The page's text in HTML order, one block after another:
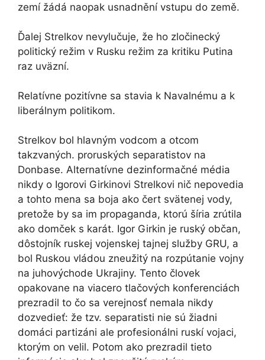
zemí žádá naopak usnadnění vstupu do země.
Ďalej Strelkov nevylučuje, že ho zločinecký
politický režim v Rusku režim za kritiku Putina
raz uväzní.
Relatívne pozitívne sa stavia k Navalnému a k
liberálnym politikom.
Strelkov bol hlavným vodcom a otcom
takzvaných. proruských separatistov na
Donbase. Alternatívne dezinformačné média
nikdy o Igorovi Girkinovi Strelkovi nič nepovedia
a tohto mena sa boja ako čert svätenej vody,
pretože by sa im propaganda, ktorú šíria zrútila
ako domček s karát. Igor Girkin je ruský občan,
dôstojník ruskej vojenskej tajnej služby GRU, a
bol Ruskou vládou zneužitý na rozpútanie vojny
na juhovýchode Ukrajiny. Tento človek
opakovane na viacero tlačových konferenciách
prezradil to čo sa verejnosť nemala nikdy
dozvedieť: že tzv. separatisti nie sú žiadni
domáci partizáni ale profesionálni ruskí vojaci,
ktorým on velil. Potom ako prezradil tieto